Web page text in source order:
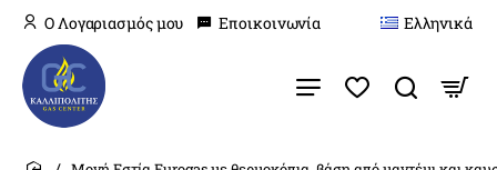
O Λογαριασμός μου Εποικοινωνία Ελληνικά